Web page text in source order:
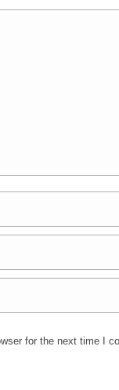
for the next time I